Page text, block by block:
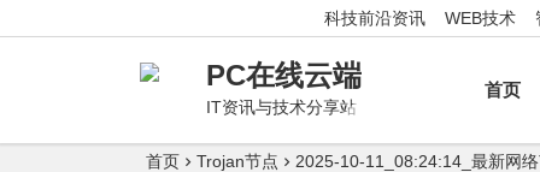
科技前沿资讯 WEB技术
PC在线云端
IT资讯与技术分享站
首页
首页 Trojan节点 2025-10-11_08:24:14_最新网